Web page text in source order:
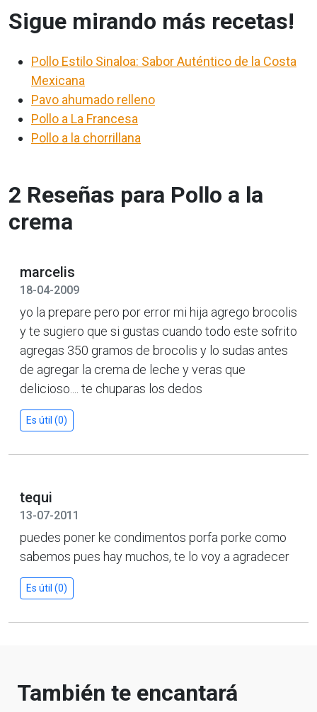
Sigue mirando más recetas!
Pollo Estilo Sinaloa: Sabor Auténtico de la Costa
Mexicana
Pavo ahumado relleno
Pollo a La Francesa
Pollo a la chorrillana
2 Reseñas para Pollo a la
crema
marcelis
18-04-2009
yo la prepare pero por error mi hija agrego brocolis
y te sugiero que si gustas cuando todo este sofrito
agregas 350 gramos de brocolis y lo sudas antes
de agregar la crema de leche y veras que
delicioso.... te chuparas los dedos
Es útil (0)
tequi
13-07-2011
puedes poner ke condimentos porfa porke como
sabemos pues hay muchos, te lo voy a agradecer
Es útil (0)
También te encantará